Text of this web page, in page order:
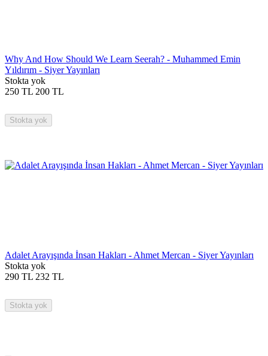
Why And How Should We Learn Seerah? - Muhammed Emin
Yıldırım - Siyer Yayınları
Stokta yok
250 TL 200 TL
Stokta yok
Adalet Arayışında İnsan Hakları - Ahmet Mercan - Siyer Yayınları
Stokta yok
290 TL 232 TL
Stokta yok